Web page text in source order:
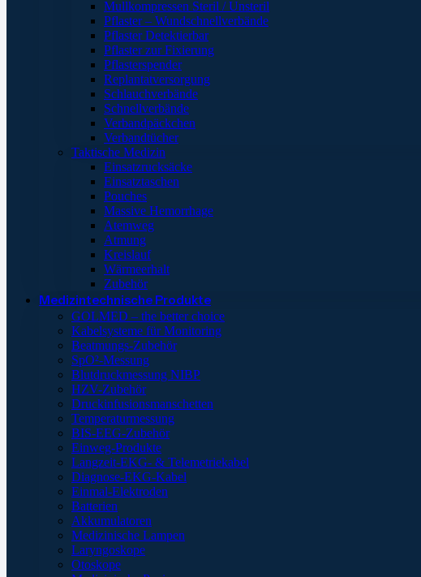
Mullkompressen Steril / Unsteril
Pflaster – Wundschnellverbände
Pflaster Detektierbar
Pflaster zur Fixierung
Pflasterspender
Replantatversorgung
Schlauchverbände
Schnellverbände
Verbandpäckchen
Verbandtücher
Taktische Medizin
Einsatzrucksäcke
Einsatztaschen
Pouches
Massive Hemorrhage
Atemweg
Atmung
Kreislauf
Wärmeerhalt
Zubehör
Medizintechnische Produkte
GOLMED – the better choice
Kabelsysteme für Monitoring
Beatmungs-Zubehör
SpO²-Messung
Blutdruckmessung NIBP
HZV-Zubehör
Druckinfusionsmanschetten
Temperaturmessung
BIS-EEG-Zubehör
Einweg-Produkte
Langzeit-EKG- & Telemetriekabel
Diagnose-EKG-Kabel
Einmal-Elektroden
Batterien
Akkumulatoren
Medizinische Lampen
Laryngoskope
Otoskope